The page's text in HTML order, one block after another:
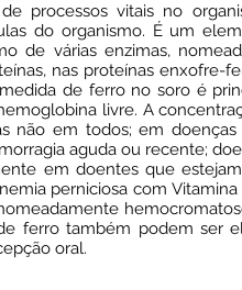
processos vitais no
do organismo. É um
de várias enzimas,
nas proteínas
de ferro no soro é
livre. A
não em todos; em
aguda ou recente;
em doentes que
perniciosa com
ferro também podem ser
oral.